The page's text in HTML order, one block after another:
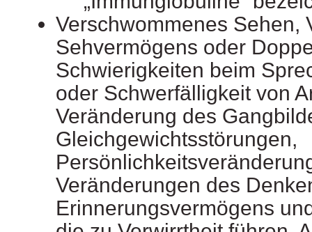
Verschwommenes Sehen,
Sehvermögens oder
Schwierigkeiten beim
oder Schwerfälligkeit von
Veränderung des
Gleichgewichtsstörungen,
Veränderungen des
Erinnerungsvermögens